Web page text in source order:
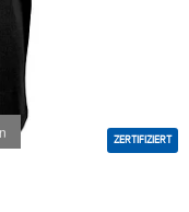
ZERTIFIZIERT